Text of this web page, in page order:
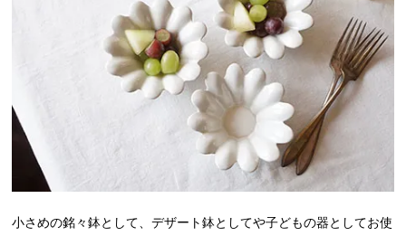
小さめの銘々鉢として、デザート鉢としてや子どもの器としてお使